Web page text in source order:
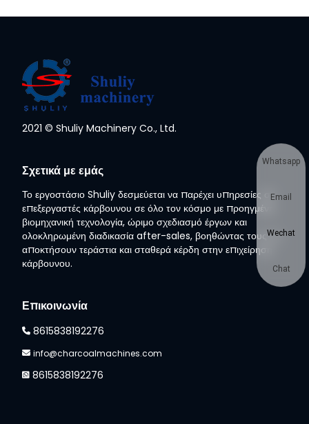
2021 © Shuliy Machinery Co., Ltd.
Σχετικά με εμάς
Το εργοστάσιο Shuliy δεσμεύεται να παρέχει υπηρεσίες σε
επεξεργαστές κάρβουνου σε όλο τον κόσμο με προηγμένη
βιομηχανική τεχνολογία, ώριμο σχεδιασμό έργων και
ολοκληρωμένη διαδικασία after-sales, βοηθώντας τους να
αποκτήσουν τεράστια και σταθερά κέρδη στην επιχείρηση
κάρβουνου.
Επικοινωνία
8615838192276
info@charcoalmachines.com
8615838192276
Whatsapp
Email
Wechat
Chat